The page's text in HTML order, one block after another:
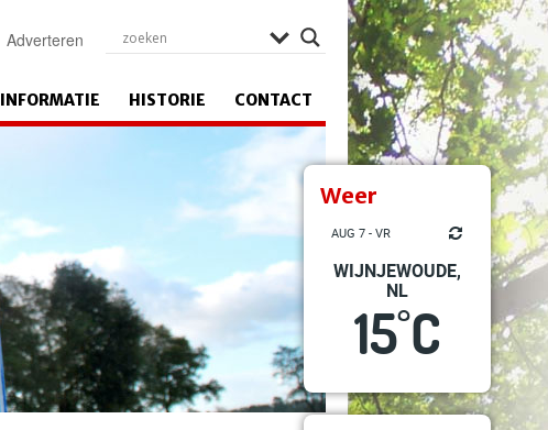
Weer
AUG 7 - VR
WIJNJEWOUDE,
NL
15°C
Adverteren
INFORMATIE HISTORIE CONTACT